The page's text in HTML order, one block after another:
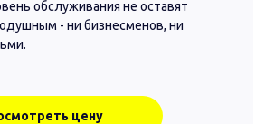
обслуживания не оставят
- ни бизнесменов, ни
цену